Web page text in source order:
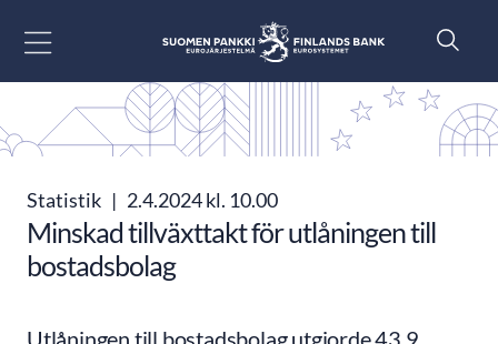
Statistik | 2.4.2024 kl. 10.00
Minskad tillväxttakt för utlåningen till
bostadsbolag
Utlåningen till bostadsbolag utgjorde 43,9